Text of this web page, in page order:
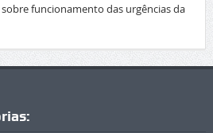
funcionamento das urgências da